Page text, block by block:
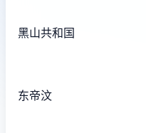
黑山共和国
东帝汶